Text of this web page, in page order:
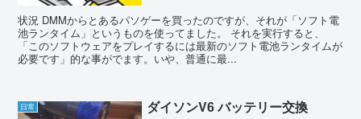
状況 DMMからとあるパソゲーを買ったのですが、それが「ソフト電
池ランタイム」というものを使ってました。 それを実行すると、
「このソフトウェアをプレイするには最新のソフト電池ランタイムが
必要です」的な事がでます。いや、普通に最...
日常 ダイソンV6 バッテリー交換